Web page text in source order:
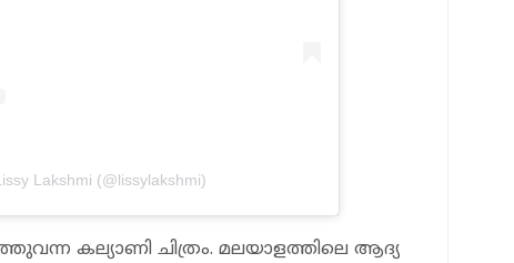
Lakshmi (@lissylakshmi)
കല്യാണി ചിത്രം. മലയാളത്തിലെ ആദ്യ